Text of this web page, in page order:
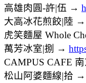
高雄肉圓-許|伍 →
大高冰花煎餃|陸 →
虎笑麵屋 Whole
萬芳冰室|捌 →
CAMPUS CAFE
松山阿婆麵線|拾 →